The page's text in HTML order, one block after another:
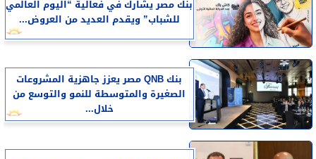
بنك مصر يشارك في فعالية “اليوم العالمي
للشباب” ويقدم العديد من العروض...
بنك QNB مصر يعزز جاهزية المشروعات
الصغيرة والمتوسطة للنمو والتوسع من
خلال...